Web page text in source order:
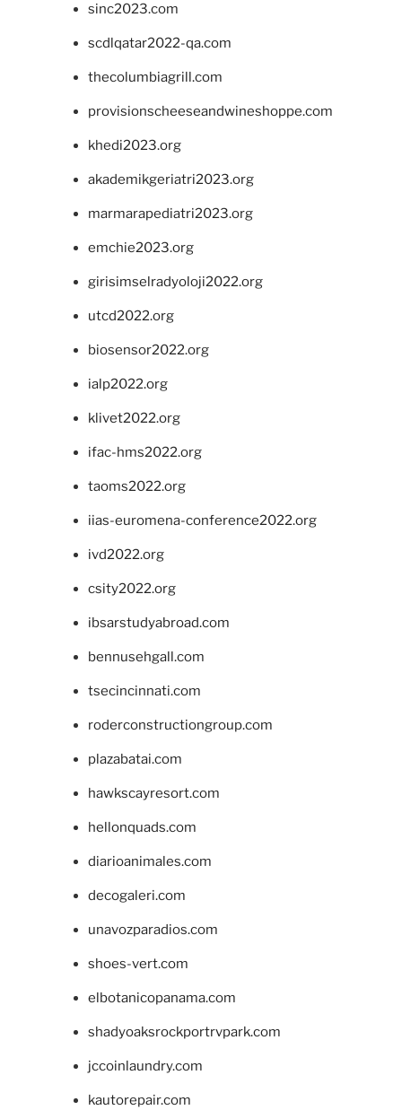
sinc2023.com
scdlqatar2022-qa.com
thecolumbiagrill.com
provisionscheeseandwineshoppe.com
khedi2023.org
akademikgeriatri2023.org
marmarapediatri2023.org
emchie2023.org
girisimselradyoloji2022.org
utcd2022.org
biosensor2022.org
ialp2022.org
klivet2022.org
ifac-hms2022.org
taoms2022.org
iias-euromena-conference2022.org
ivd2022.org
csity2022.org
ibsarstudyabroad.com
bennusehgall.com
tsecincinnati.com
roderconstructiongroup.com
plazabatai.com
hawkscayresort.com
hellonquads.com
diarioanimales.com
decogaleri.com
unavozparadios.com
shoes-vert.com
elbotanicopanama.com
shadyoaksrockportrvpark.com
jccoinlaundry.com
kautorepair.com